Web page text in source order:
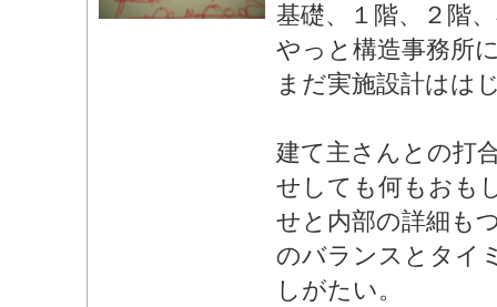
基礎、１階、２階
やっと構造事務所
まだ実施設計はは
建て主さんとの打
せしても何もおも
せと内部の詳細も
のバランスとタイ
しがたい。